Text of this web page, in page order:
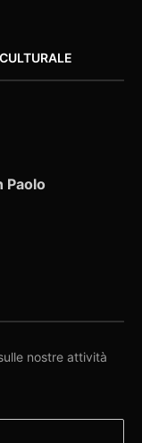
Paolo
nostre attività